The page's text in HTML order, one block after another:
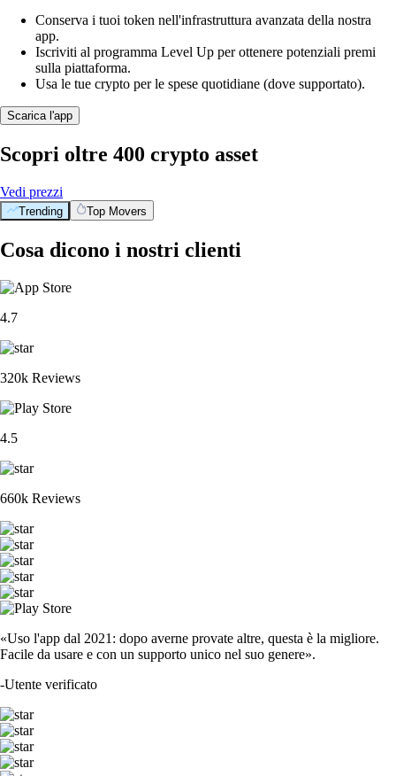
Conserva i tuoi token nell'infrastruttura avanzata della nostra
app.
Iscriviti al programma Level Up per ottenere potenziali premi
sulla piattaforma.
Usa le tue crypto per le spese quotidiane (dove supportato).
Scarica l'app
Scopri oltre 400 crypto asset
Vedi prezzi
Trending Top Movers
Cosa dicono i nostri clienti
4.7
320k Reviews
4.5
660k Reviews
«Uso l'app dal 2021: dopo averne provate altre, questa è la migliore.
Facile da usare e con un supporto unico nel suo genere».
-Utente verificato